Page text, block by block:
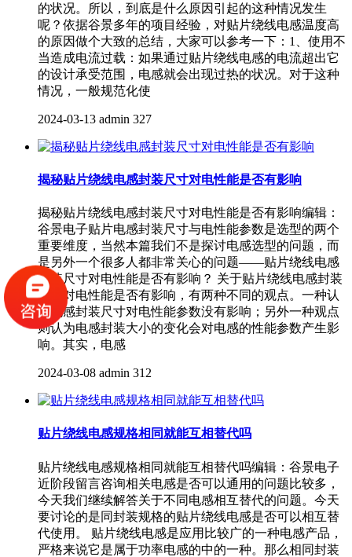
的状况。所以，到底是什么原因引起的这种情况发生
呢？依据谷景多年的项目经验，对贴片绕线电感温度高
的原因做个大致的总结，大家可以参考一下：1、使用不
当造成电流过载：如果通过贴片绕线电感的电流超出它
的设计承受范围，电感就会出现过热的状况。对于这种
情况，一般规范化使
2024-03-13 admin 327
揭秘贴片绕线电感封装尺寸对电性能是否有影响
揭秘贴片绕线电感封装尺寸对电性能是否有影响编辑：
谷景电子贴片电感封装尺寸与电性能参数是选型的两个
重要维度，当然本篇我们不是探讨电感选型的问题，而
是另外一个很多人都非常关心的问题——贴片绕线电感
封装尺寸对电性能是否有影响？ 关于贴片绕线电感封装
尺寸对电性能是否有影响，有两种不同的观点。一种认
为电感封装尺寸对电性能参数没有影响；另外一种观点
则认为电感封装大小的变化会对电感的性能参数产生影
响。其实，电感
2024-03-08 admin 312
贴片绕线电感规格相同就能互相替代吗
贴片绕线电感规格相同就能互相替代吗编辑：谷景电子
近阶段留言咨询相关电感是否可以通用的问题比较多，
今天我们继续解答关于不同电感相互替代的问题。今天
要讨论的是同封装规格的贴片绕线电感是否可以相互替
代使用。 贴片绕线电感是应用比较广的一种电感产品，
严格来说它是属于功率电感的中的一种。那么相同封装